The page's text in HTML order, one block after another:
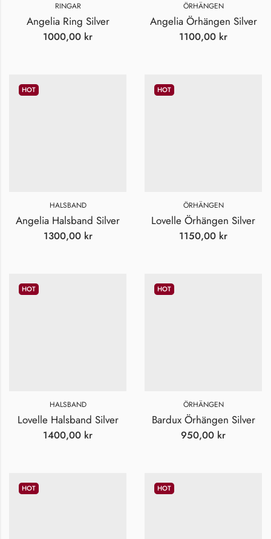
RINGAR
Angelia Ring Silver
1000,00 kr
ÖRHÄNGEN
Angelia Örhängen Silver
1100,00 kr
HOT
HALSBAND
Angelia Halsband Silver
1300,00 kr
HOT
ÖRHÄNGEN
Lovelle Örhängen Silver
1150,00 kr
HOT
HALSBAND
Lovelle Halsband Silver
1400,00 kr
HOT
ÖRHÄNGEN
Bardux Örhängen Silver
950,00 kr
HOT HOT